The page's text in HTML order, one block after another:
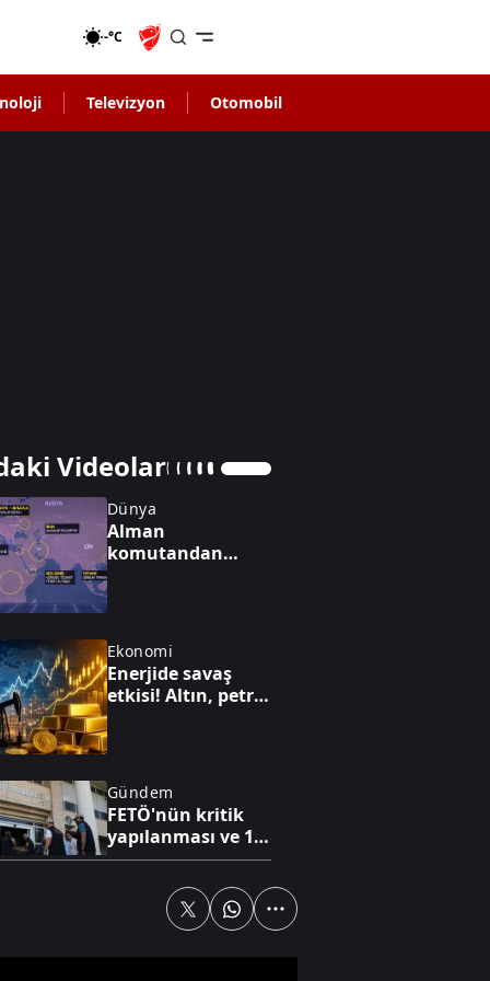
-°C
Televizyon Otomobil
Videolar
Dünya
Alman
komutandan
yaşayabiliriz"
Ekonomi
Enerjide savaş
etkisi! Altın, petrol
Gündem
FETÖ'nün kritik
yapılanması ve 15
Temmuz'a giden
Dünya yıldızı